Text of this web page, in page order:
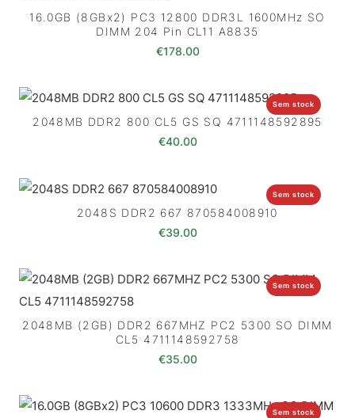
16.0GB (8GBx2) PC3 12800 DDR3L 1600MHz SO
DIMM 204 Pin CL11 A8835
€178.00
Sem stock
2048MB DDR2 800 CL5 GS SQ 4711148592895
€40.00
Sem stock
2048S DDR2 667 870584008910
€39.00
Sem stock
2048MB (2GB) DDR2 667MHZ PC2 5300 SO DIMM
CL5 4711148592758
€35.00
Sem stock